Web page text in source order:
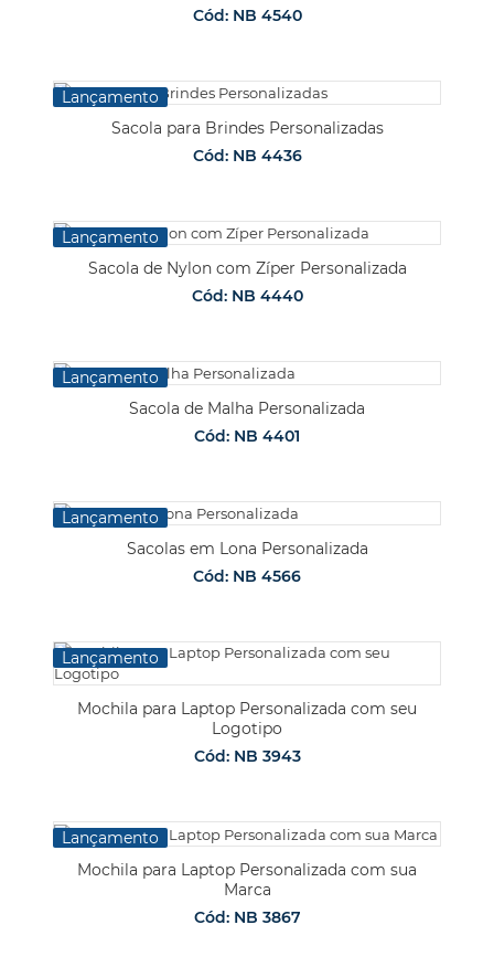
Cód: NB 4540
Lançamento
Sacola para Brindes Personalizadas
Cód: NB 4436
Lançamento
Sacola de Nylon com Zíper Personalizada
Cód: NB 4440
Lançamento
Sacola de Malha Personalizada
Cód: NB 4401
Lançamento
Sacolas em Lona Personalizada
Cód: NB 4566
Lançamento
Mochila para Laptop Personalizada com seu
Logotipo
Cód: NB 3943
Lançamento
Mochila para Laptop Personalizada com sua
Marca
Cód: NB 3867